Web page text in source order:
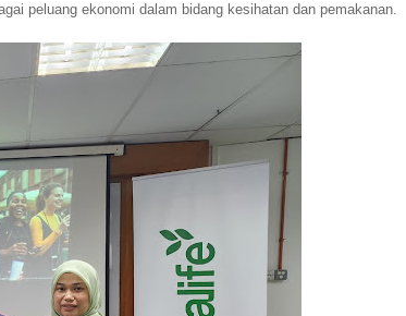
peluang ekonomi dalam bidang kesihatan dan pemakanan.